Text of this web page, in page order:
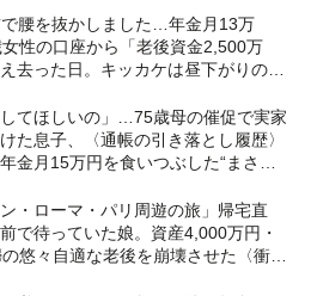
腰を抜かしました…年金月13万
性の口座から「老後資金2,500万
去った日。キッカケは昼下がりの
してほしいの」…75歳母の催促で実家
た息子、〈通帳の引き落とし履歴〉
金月15万円を食いつぶした“まさか
ン・ローマ・パリ周遊の旅」帰宅直
で待っていた娘。資産4,000万円・
悠々自適な老後を崩壊させた〈衝撃